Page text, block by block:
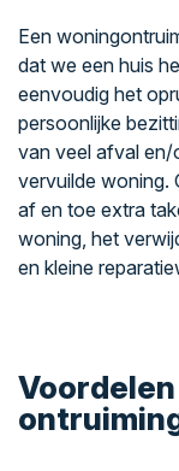
Een
dat we een huis
eenvoudig het
persoonlijke
van veel afval en/
vervuilde woning.
af en toe extra
woning, het
en kleine